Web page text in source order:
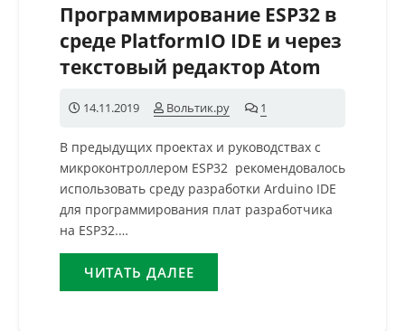
Программирование ESP32 в
среде PlatformIO IDE и через
текстовый редактор Atom
14.11.2019 Вольтик.ру 1
В предыдущих проектах и руководствах с
микроконтроллером ESP32 рекомендовалось
использовать среду разработки Arduino IDE
для программирования плат разработчика
на ESP32.…
ЧИТАТЬ ДАЛЕЕ